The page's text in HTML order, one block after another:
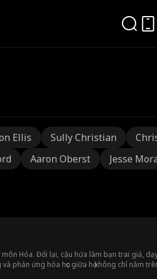
Ellis Sully Christian
Aaron Oberst Jesse
Hóa. Đổi lại, cậu hứa làm bạn trai giả,
phản ứng hóa học giữa họ không chỉ nằm